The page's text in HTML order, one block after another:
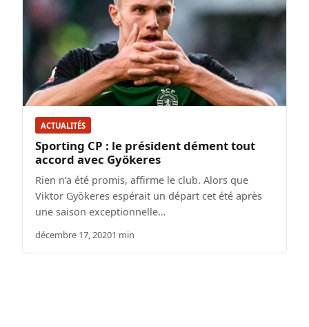
ACTUALITÉS
Sporting CP : le président dément tout
accord avec Gyökeres
Rien n’a été promis, affirme le club. Alors que
Viktor Gyökeres espérait un départ cet été après
une saison exceptionnelle…
décembre 17, 20201 min